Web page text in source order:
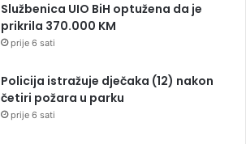
Službenica UIO BiH optužena da je
prikrila 370.000 KM
prije 6 sati
Policija istražuje dječaka (12) nakon
četiri požara u parku
prije 6 sati